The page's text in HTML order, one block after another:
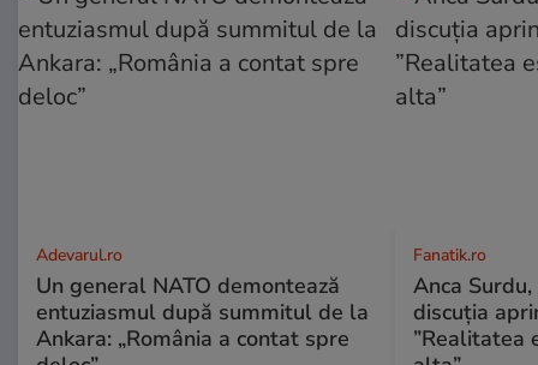
Adevarul.ro
Un general NATO demontează
entuziasmul după summitul de la
Ankara: „România a contat spre
Fanatik.ro
Anca
discuția
”Realitatea